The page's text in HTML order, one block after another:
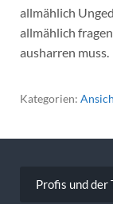
allmählich
allmählich
ausharren muss.
Kategorien:
Profis und der